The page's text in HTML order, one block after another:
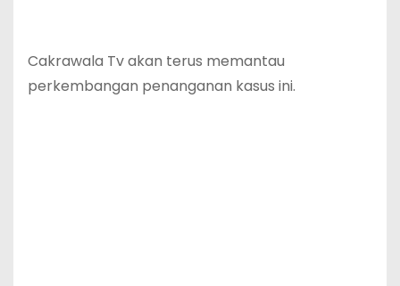
Cakrawala Tv akan terus memantau
perkembangan penanganan kasus ini.